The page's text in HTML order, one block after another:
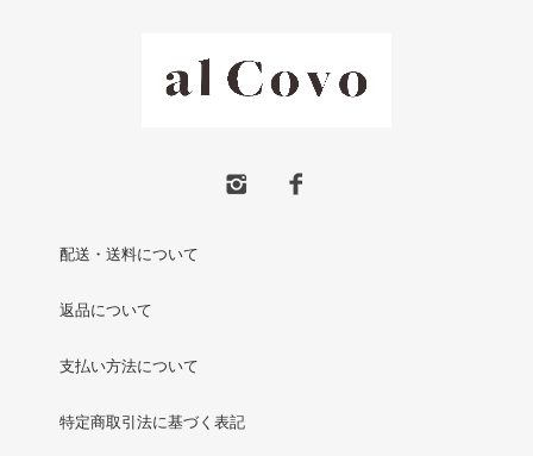
配送・送料について
返品について
支払い方法について
特定商取引法に基づく表記